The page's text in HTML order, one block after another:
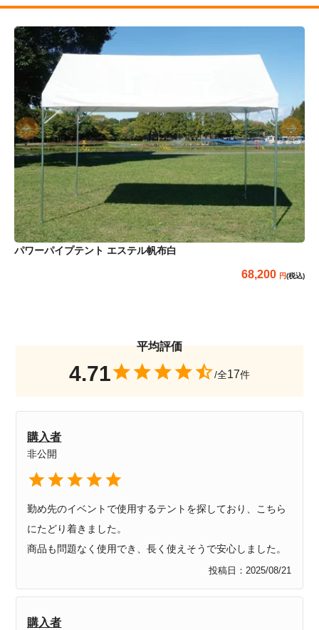
パワーパイプテント エステル帆布白
68,200 (税込)
4.71 17
購入者
非公開
投稿日 2025/08/21
勤め先のイベントで使用するテントを探しており、こちら
にたどり着きました。
商品も問題なく使用でき、長く使えそうで安心しました。
購入者